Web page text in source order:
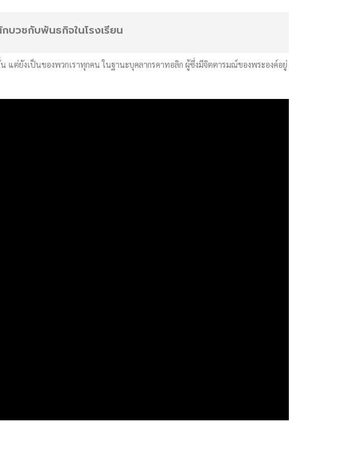
วชกับพันธกิจในโรงเรียน
ต่ยังเป็นของพวกเราทุกคน ในฐานะบุคลากรคาทอลิก ผู้ซึ่งมีจิตตารมณ์ของพระองค์อยู่